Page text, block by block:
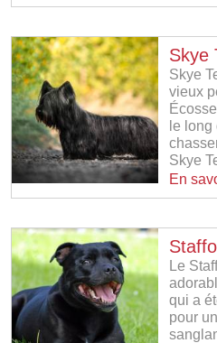
Skye
Skye
vieux
le
Skye
En
Le
qui a
pour